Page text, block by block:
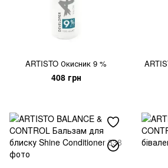
ARTISTO Окисник 9 %
408 грн